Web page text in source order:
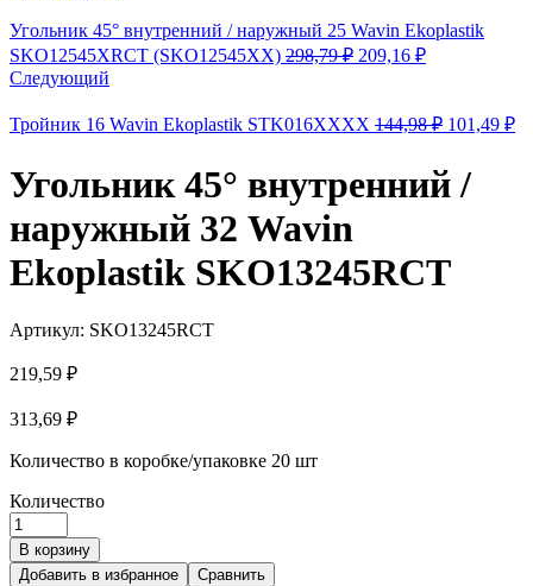
Угольник 45° внутренний / наружный 25 Wavin Ekoplastik
SKO12545XRCT (SKO12545XX) 298,79₽ Первоначальная
298,79 ₽.
209,16 ₽Текущая
Следующий
Тройник 16 Wavin Ekoplastik STK016XXXX 144,98₽
144,98 ₽.
101,49 ₽
Угольник 45° внутренний /
наружный 32 Wavin
Ekoplastik SKO13245RCT
Артикул: SKO13245RCT
219,59 ₽
313,69 ₽
Количество в коробке/упаковке 20 шт
Количество
В корзину
Добавить в избранное
Сравнить